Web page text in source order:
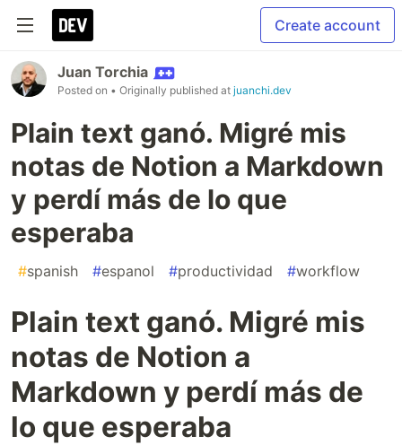
Create account
Juan Torchia
Posted on • Originally published at juanchi.dev
Plain text ganó. Migré mis
notas de Notion a Markdown
y perdí más de lo que
esperaba
#spanish #espanol #productividad #workflow
Plain text ganó. Migré mis
notas de Notion a
Markdown y perdí más de
lo que esperaba